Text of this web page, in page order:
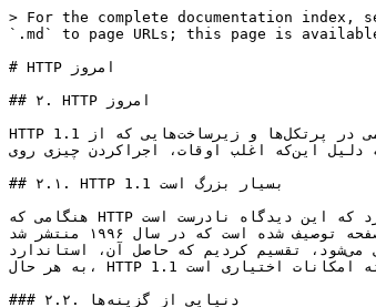
> For the complete documentation
`.md` to page URLs; this page is
# HTTP امروز
## ۲. HTTP امروز
HTTP 1.1 تبدیل به پرتکلی شده که این روز‌ها، تقریبا برای همه‌چیز در اینترنت استفاده می‌شود. سرمایه‌گذاری‌های عظیمی در پرتکل‌ها و زیرساخت‌هایی که از HTTP 1.1 بهره می‌برند شده
است، به دلیل این‌که اغلب اوقات، اجرا‌کردن چیزی روی HTTP راحت‌تر از ساختن چیزی از نو است.
## ۲.۱. HTTP 1.1 بسیار بزرگ است
هنگامی که HTTP ساخته شده و به دنیا عرضه شد، بسیاری آن را یک پرتکل ساده و سرراست یافتند، ولی زمان ثابت کرد که این دیدگاه نادرست است. HTTP 1.0 در استاندارد RFC 1945
تنها در ۶۰ صفحه توصیف شده است که در سال ۱۹۹۶ منتشر شد. RFC 2616 که HTTP 1.1 را توضیح می‌دهد، در یک رشد قابل‌توجه، به ۱۷۶ صفحه هم می‌رسد. هنوز هم هنگامی که در IETF روی
استاندارد‌های مربوط به آن کار می‌کنیم، \[ناچارا] آن را به ۶ سند، که تعداد صفحات آن‌ها روی هم بسیار بیشتری می‌شود، تقسیم کردیم که حاصل آن، استاندارد RFC 7230 و خانواده شد.
به هر حال، HTTP 1.1 بزرگ است و دارای جزئیات و ظریف‌کاری‌های بسیار، و البته امکانات اختیاری است.
### ۲.۲. دنیایی از گزینه‌ها